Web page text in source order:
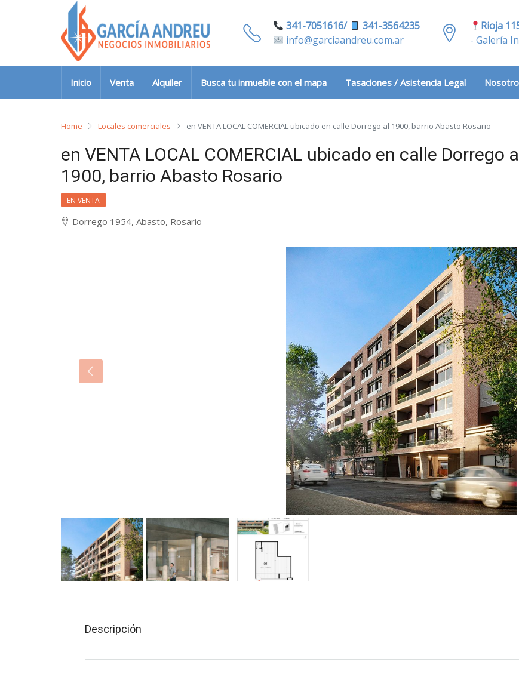
341-7051616/
341-3564235
info@garciaandreu.com.ar
Rioja
- Galería
Inicio Venta Alquiler Busca tu inmueble con el mapa Tasaciones / Asistencia Legal
Home Locales comerciales en VENTA LOCAL COMERCIAL ubicado en calle Dorrego al 1900, barrio Abasto Rosario
en VENTA LOCAL COMERCIAL ubicado en calle Dorrego
1900, barrio Abasto Rosario
EN VENTA
Dorrego 1954, Abasto, Rosario
Descripción